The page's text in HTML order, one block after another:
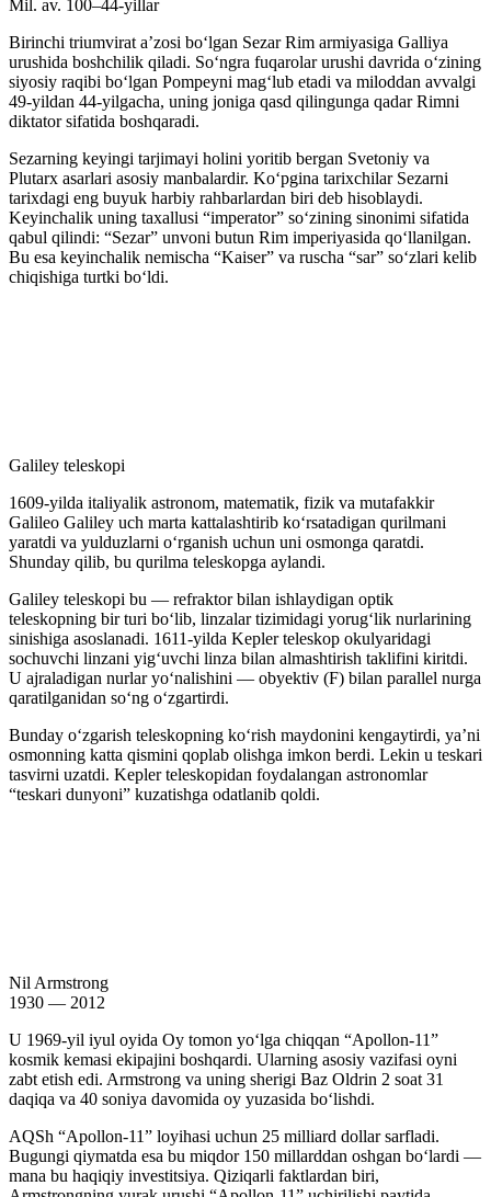
Mil. av. 100–44-yillar
Birinchi triumvirat aʼzosi boʻlgan Sezar Rim armiyasiga Galliya
urushida boshchilik qiladi. Soʻngra fuqarolar urushi davrida oʻzining
siyosiy raqibi boʻlgan Pompeyni magʻlub etadi va miloddan avvalgi
49-yildan 44-yilgacha, uning joniga qasd qilingunga qadar Rimni
diktator sifatida boshqaradi.
Sezarning keyingi tarjimayi holini yoritib bergan Svetoniy va
Plutarx asarlari asosiy manbalardir. Koʻpgina tarixchilar Sezarni
tarixdagi eng buyuk harbiy rahbarlardan biri deb hisoblaydi.
Keyinchalik uning taxallusi “imperator” soʻzining sinonimi sifatida
qabul qilindi: “Sezar” unvoni butun Rim imperiyasida qoʻllanilgan.
Bu esa keyinchalik nemischa “Kaiser” va ruscha “sar” soʻzlari kelib
chiqishiga turtki boʻldi.
Galiley teleskopi
1609-yilda italiyalik astronom, matematik, fizik va mutafakkir
Galileo Galiley uch marta kattalashtirib koʻrsatadigan qurilmani
yaratdi va yulduzlarni oʻrganish uchun uni osmonga qaratdi.
Shunday qilib, bu qurilma teleskopga aylandi.
Galiley teleskopi bu — refraktor bilan ishlaydigan optik
teleskopning bir turi boʻlib, linzalar tizimidagi yorugʻlik nurlarining
sinishiga asoslanadi. 1611-yilda Kepler teleskop okulyaridagi
sochuvchi linzani yigʻuvchi linza bilan almashtirish taklifini kiritdi.
U ajraladigan nurlar yoʻnalishini — obyektiv (F) bilan parallel nurga
qaratilganidan soʻng oʻzgartirdi.
Bunday oʻzgarish teleskopning koʻrish maydonini kengaytirdi, yaʼni
osmonning katta qismini qoplab olishga imkon berdi. Lekin u teskari
tasvirni uzatdi. Kepler teleskopidan foydalangan astronomlar
“teskari dunyoni” kuzatishga odatlanib qoldi.
Nil Armstrong
1930 — 2012
U 1969-yil iyul oyida Oy tomon yoʻlga chiqqan “Apollon-11”
kosmik kemasi ekipajini boshqardi. Ularning asosiy vazifasi oyni
zabt etish edi. Armstrong va uning sherigi Baz Oldrin 2 soat 31
daqiqa va 40 soniya davomida oy yuzasida boʻlishdi.
AQSh “Apollon-11” loyihasi uchun 25 milliard dollar sarfladi.
Bugungi qiymatda esa bu miqdor 150 millarddan oshgan boʻlardi —
mana bu haqiqiy investitsiya. Qiziqarli faktlardan biri,